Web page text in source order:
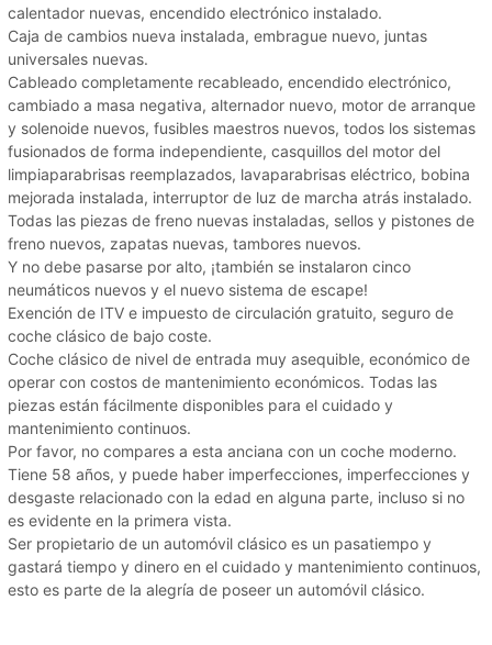
calentador nuevas, encendido electrónico instalado.
Caja de cambios nueva instalada, embrague nuevo, juntas
universales nuevas.
Cableado completamente recableado, encendido electrónico,
cambiado a masa negativa, alternador nuevo, motor de arranque
y solenoide nuevos, fusibles maestros nuevos, todos los sistemas
fusionados de forma independiente, casquillos del motor del
limpiaparabrisas reemplazados, lavaparabrisas eléctrico, bobina
mejorada instalada, interruptor de luz de marcha atrás instalado.
Todas las piezas de freno nuevas instaladas, sellos y pistones de
freno nuevos, zapatas nuevas, tambores nuevos.
Y no debe pasarse por alto, ¡también se instalaron cinco
neumáticos nuevos y el nuevo sistema de escape!
Exención de ITV e impuesto de circulación gratuito, seguro de
coche clásico de bajo coste.
Coche clásico de nivel de entrada muy asequible, económico de
operar con costos de mantenimiento económicos. Todas las
piezas están fácilmente disponibles para el cuidado y
mantenimiento continuos.
Por favor, no compares a esta anciana con un coche moderno.
Tiene 58 años, y puede haber imperfecciones, imperfecciones y
desgaste relacionado con la edad en alguna parte, incluso si no
es evidente en la primera vista.
Ser propietario de un automóvil clásico es un pasatiempo y
gastará tiempo y dinero en el cuidado y mantenimiento continuos,
esto es parte de la alegría de poseer un automóvil clásico.